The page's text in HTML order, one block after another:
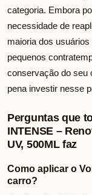
categoria. Embora
necessidade de
maioria dos
pequenos
conservação do seu
pena investir nesse
Perguntas que
INTENSE –
UV, 500ML faz
Como aplicar o
carro?